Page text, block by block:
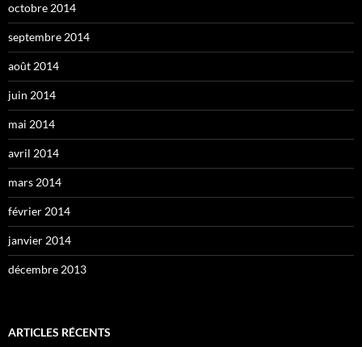
octobre 2014
septembre 2014
août 2014
juin 2014
mai 2014
avril 2014
mars 2014
février 2014
janvier 2014
décembre 2013
ARTICLES RÉCENTS